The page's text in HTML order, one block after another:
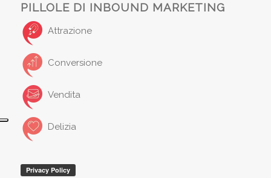
PILLOLE DI INBOUND MARKETING
Attrazione
Conversione
Vendita
Delizia